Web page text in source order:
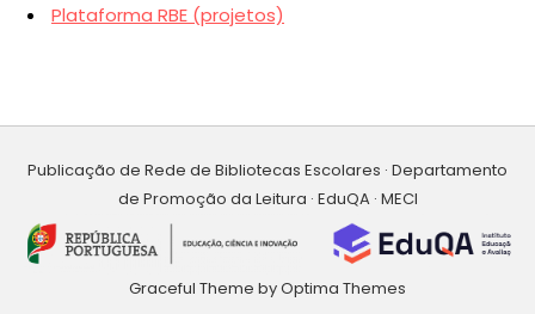
Plataforma RBE (projetos)
Publicação de Rede de Bibliotecas Escolares · Departamento
de Promoção da Leitura · EduQA · MECI
Graceful Theme byOptima Themes